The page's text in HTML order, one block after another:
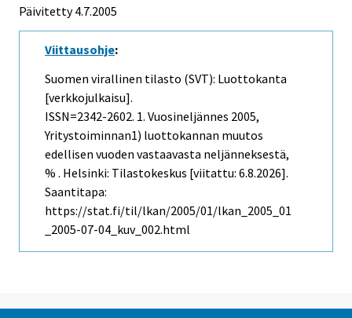
Päivitetty4.7.2005
Viittausohje:
Suomen virallinen tilasto (SVT): Luottokanta
[verkkojulkaisu].
ISSN=2342-2602. 1. Vuosineljännes 2005,
Yritystoiminnan1) luottokannan muutos
edellisen vuoden vastaavasta neljänneksestä,
% . Helsinki: Tilastokeskus [viitattu: 6.8.2026].
Saantitapa:
https://stat.fi/til/lkan/2005/01/lkan_2005_01
_2005-07-04_kuv_002.html